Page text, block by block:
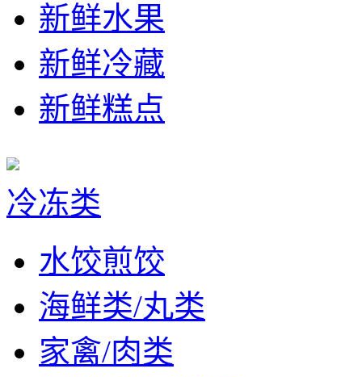
新鲜水果
新鲜冷藏
新鲜糕点
冷冻类
水饺煎饺
海鲜类/丸类
家禽/肉类